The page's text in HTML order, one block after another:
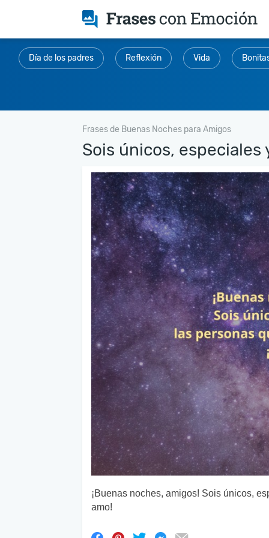
Día de los padres Reflexión Vida
Frases de Buenas Noches para Amigos
Sois únicos, especiales
¡Buenas noches, amigos! Sois únicos,
amo!